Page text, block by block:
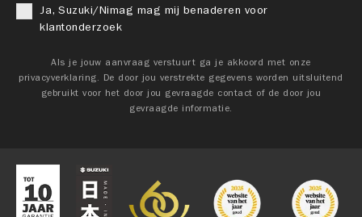
Ja, Suzuki/Nimag mag mij benaderen voor
klantonderzoek
Als je jouw aanvraag verstuurt ga je akkoord met onze
privacyverklaring. De door jou verstrekte gegevens worden uitsluitend
gebruikt voor het door jou gevraagde contact of de door jou
gevraagde informatie.